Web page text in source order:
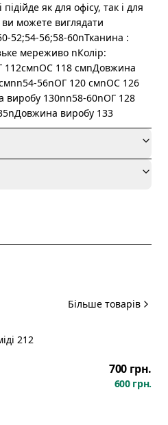
як для офісу, так і для
ви можете виглядати
52;54-56;58-60nТканина :
мереживо nКолір:
112смnОС 118 смnДовжина
56nОГ 120 смnОС 126
130nn58-60nОГ 128
виробу 133
Більше товарів
212
700 грн.
600 грн.